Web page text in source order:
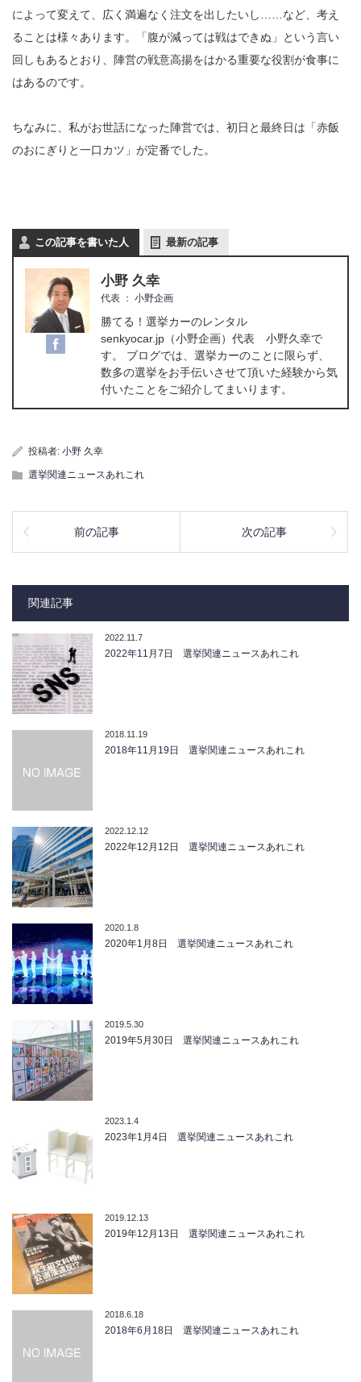
によって変えて、広く満遍なく注文を出したいし……など、考え
ることは様々あります。「腹が減っては戦はできぬ」という言い
回しもあるとおり、陣営の戦意高揚をはかる重要な役割が食事に
はあるのです。
ちなみに、私がお世話になった陣営では、初日と最終日は「赤飯
のおにぎりと一口カツ」が定番でした。
この記事を書いた人 最新の記事
小野 久幸
代表 ： 小野企画
勝てる！選挙カーのレンタル
senkyocar.jp（小野企画）代表 小野久幸で
す。 ブログでは、選挙カーのことに限らず、
数多の選挙をお手伝いさせて頂いた経験から気
付いたことをご紹介してまいります。
投稿者: 小野 久幸
選挙関連ニュースあれこれ
前の記事 次の記事
関連記事
2022.11.7
2022年11月7日 選挙関連ニュースあれこれ
2018.11.19
2018年11月19日 選挙関連ニュースあれこれ
2022.12.12
2022年12月12日 選挙関連ニュースあれこれ
2020.1.8
2020年1月8日 選挙関連ニュースあれこれ
2019.5.30
2019年5月30日 選挙関連ニュースあれこれ
2023.1.4
2023年1月4日 選挙関連ニュースあれこれ
2019.12.13
2019年12月13日 選挙関連ニュースあれこれ
2018.6.18
2018年6月18日 選挙関連ニュースあれこれ